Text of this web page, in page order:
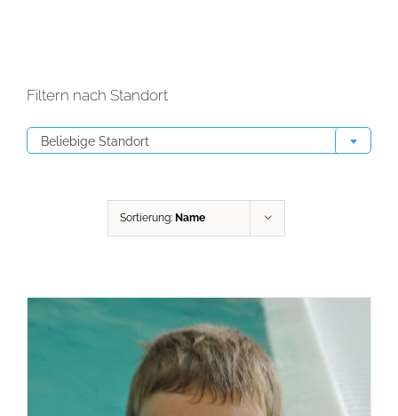
Filtern nach Standort
Beliebige Standort
Sortierung: Name